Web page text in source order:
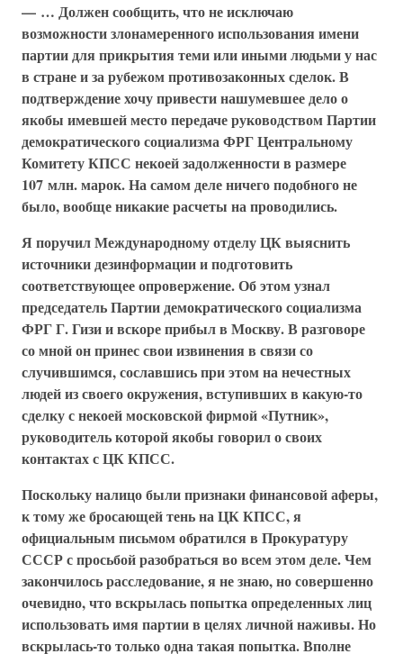
— … Должен сообщить, что не исключаю
возможности злонамеренного использования имени
партии для прикрытия теми или иными людьми у нас
в стране и за рубежом противозаконных сделок. В
подтверждение хочу привести нашумевшее дело о
якобы имевшей место передаче руководством Партии
демократического социализма ФРГ Центральному
Комитету КПСС некоей задолженности в размере
107 млн. марок. На самом деле ничего подобного не
было, вообще никакие расчеты на проводились.
Я поручил Международному отделу ЦК выяснить
источники дезинформации и подготовить
соответствующее опровержение. Об этом узнал
председатель Партии демократического социализма
ФРГ Г. Гизи и вскоре прибыл в Москву. В разговоре
со мной он принес свои извинения в связи со
случившимся, сославшись при этом на нечестных
людей из своего окружения, вступивших в какую-то
сделку с некоей московской фирмой «Путник»,
руководитель которой якобы говорил о своих
контактах с ЦК КПСС.
Поскольку налицо были признаки финансовой аферы,
к тому же бросающей тень на ЦК КПСС, я
официальным письмом обратился в Прокуратуру
СССР с просьбой разобраться во всем этом деле. Чем
закончилось расследование, я не знаю, но совершенно
очевидно, что вскрылась попытка определенных лиц
использовать имя партии в целях личной наживы. Но
вскрылась-то только одна такая попытка. Вполне